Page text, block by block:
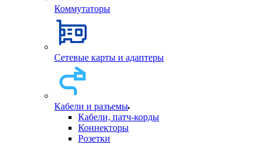
Коммутаторы
Сетевые карты и адаптеры
Кабели и разъемы
Кабели, патч-корды
Коннекторы
Розетки